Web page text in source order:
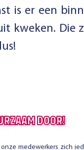
is er een
kweken. Die
DOOR!
medewerkers zich